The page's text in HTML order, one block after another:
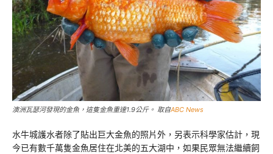
澳洲瓦瑟河發現的金魚，這隻金魚重達1.9公斤。 取自ABC News
水牛城護水者除了貼出巨大金魚的照片外，另表示科學家估計，現
今已有數千萬隻金魚居住在北美的五大湖中，如果民眾無法繼續飼